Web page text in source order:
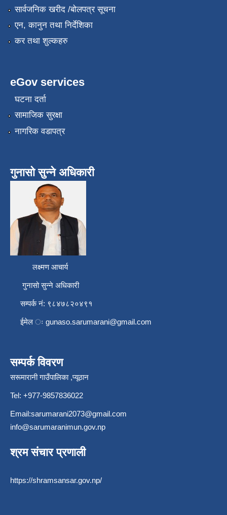
सार्वजनिक खरीद /बोलपत्र सूचना
एन, कानुन तथा निर्देशिका
कर तथा शुल्कहरु
eGov services
घटना दर्ता
सामाजिक सुरक्षा
नागरिक वडापत्र
गुनासो सुन्ने अधिकारी
लक्ष्मण आचार्य
गुनासो सुन्ने अधिकारी
सम्पर्क नं: ९८४७८२०४९१
ईमेल ः gunaso.sarumarani@gmail.com
सम्पर्क विवरण
सरूमारानी गाउँपालिका ,प्यूठान
Tel: +977-9857836022
Email:sarumarani2073@gmail.com
info@sarumaranimun.gov.np
श्रम संचार प्रणाली
https://shramsansar.gov.np/